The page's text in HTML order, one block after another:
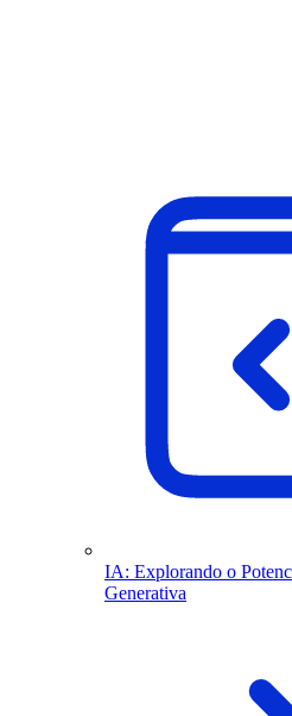
IA: Explorando o
Generativa